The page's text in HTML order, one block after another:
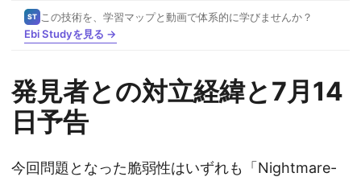
ST
この技術を、学習マップと動画で体系的に学びませんか？
Ebi Studyを見る →
発見者との対立経緯と7月14
日予告
今回問題となった脆弱性はいずれも「Nightmare-